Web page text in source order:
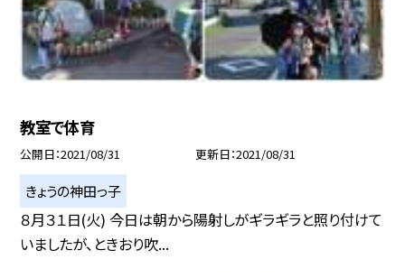
教室で体育
公開日 2021/08/31 更新日 2021/08/31
きょうの神田っ子
８月３１日(火) 今日は朝から陽射しがギラギラと照り付けて
いましたが、ときおり吹...